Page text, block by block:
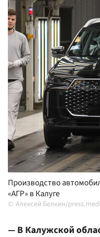
Производство
«АГР» в Калуге
Алексей Белкин/
— В Калужской